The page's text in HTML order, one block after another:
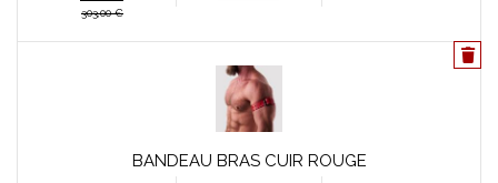
303,00 €
BANDEAU BRAS CUIR ROUGE